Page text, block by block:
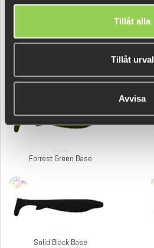
Tillåt alla
Tillåt urval
Avvisa
Gold Digger Base
Forrest Green Base
Solid Black Base